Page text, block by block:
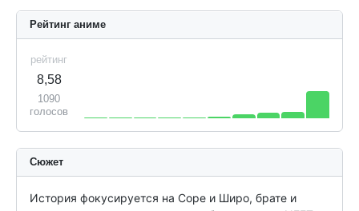
Рейтинг аниме
рейтинг
8,58
1090
голосов
Сюжет
История фокусируется на Соре и Широ, брате и